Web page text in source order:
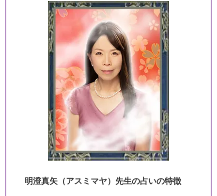
明澄真矢（アスミマヤ）先生の占いの特徴